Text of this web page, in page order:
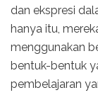
dan ekspresi
hanya itu,
menggunakan
bentuk-bentuk
pembelajaran